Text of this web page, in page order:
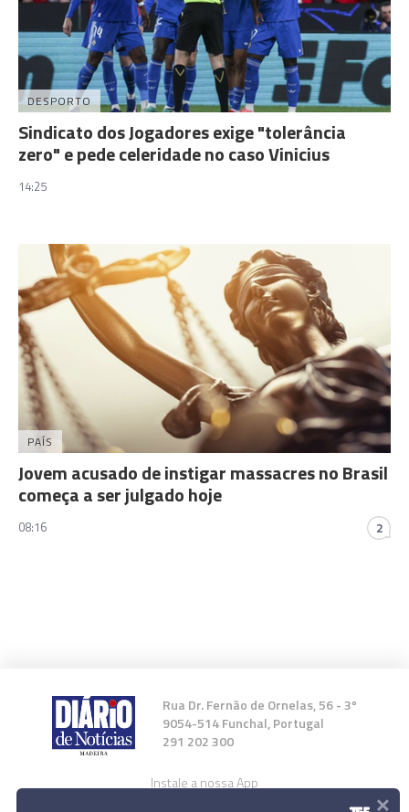
DESPORTO
Sindicato dos Jogadores exige "tolerância
zero" e pede celeridade no caso Vinicius
14:25
PAÍS
Jovem acusado de instigar massacres no Brasil
começa a ser julgado hoje
08:16 2
Rua Dr. Fernão de Ornelas, 56 - 3º
9054-514 Funchal, Portugal
291 202 300
Instale a nossa App ×